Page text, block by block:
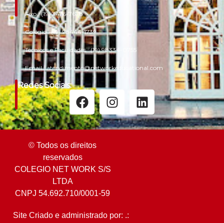
Fixo.:(19) 3476-7678
Colégio.:(19) 98444-1739
Técnicos e Faculdades.:(19) 98334-0755
Email.:atendimento@networkeducational.com
Redes Sociais:
© Todos os direitos
reservados
COLEGIO NET WORK S/S
LTDA
CNPJ 54.692.710/0001-59
Site Criado e administrado por: .: